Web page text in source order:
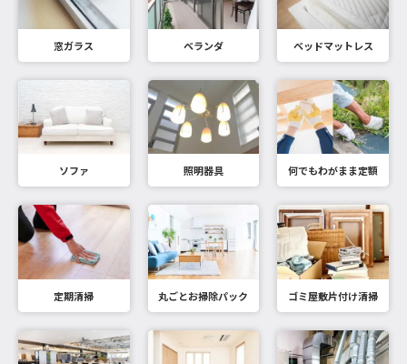
窓ガラス ベランダ ベッドマットレス
ソファ 照明器具 何でもわがまま定額
定期清掃 丸ごとお掃除パック ゴミ屋敷片付け清掃